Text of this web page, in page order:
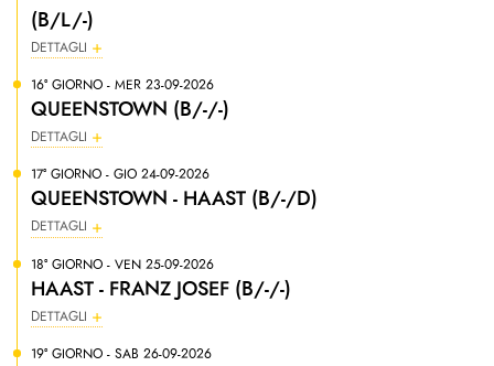
(B/L/-)
DETTAGLI
16° GIORNO - MER 23-09-2026
QUEENSTOWN (B/-/-)
DETTAGLI
17° GIORNO - GIO 24-09-2026
QUEENSTOWN - HAAST (B/-/D)
DETTAGLI
18° GIORNO - VEN 25-09-2026
HAAST - FRANZ JOSEF (B/-/-)
DETTAGLI
19° GIORNO - SAB 26-09-2026